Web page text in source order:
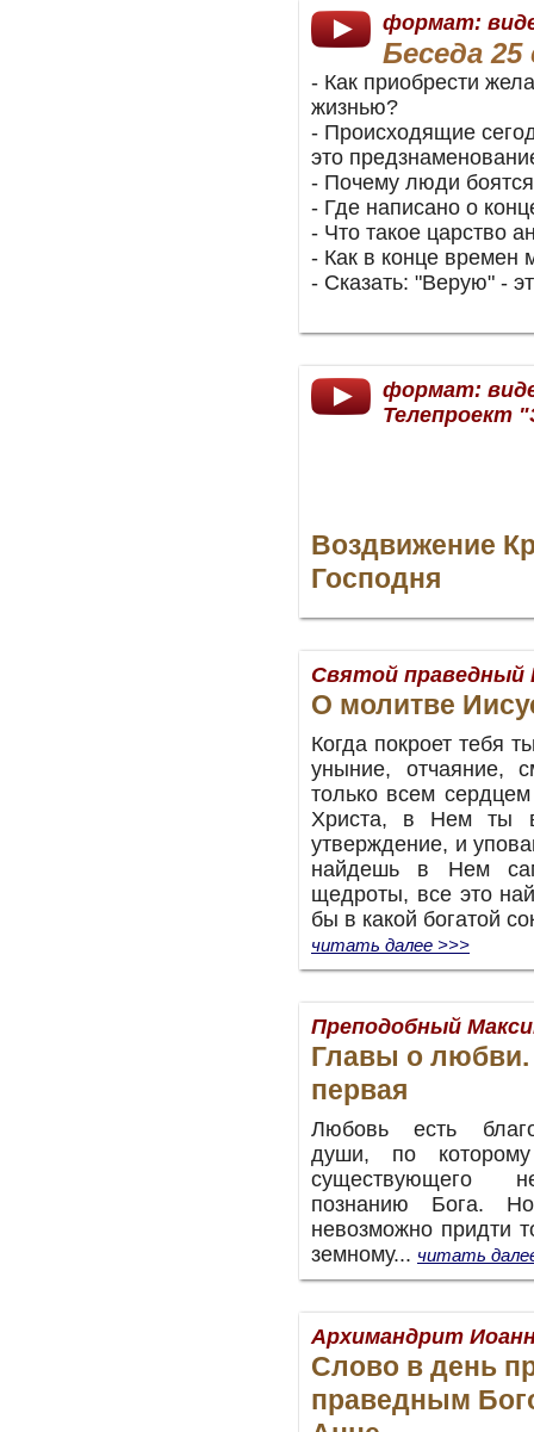
формат:
Беседа 25
- Как приобрести
жизнью?
- Происходящие
это
- Почему люди боятся
- Где написано о
- Что такое царство
- Как в конце времен
- Сказать: "Верую" -
формат:
Телепроект
Воздвижение
Господня
Святой праведный
О молитве
Когда покроет тебя
уныние, отчаяние,
только всем
Христа, в Нем ты
утверждение, и
найдешь в Нем
щедроты, все это
бы в какой богатой
читать далее >>>
Преподобный
Главы о любви.
первая
Любовь есть
души, по
существующего
познанию Бога.
невозможно придти
земному... читать
Архимандрит
Слово в день
праведным